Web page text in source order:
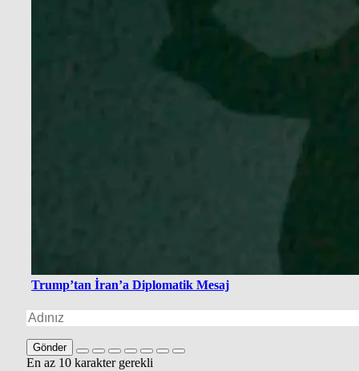
Trump’tan İran’a Diplomatik Mesaj
Gönder
En az 10 karakter gerekli